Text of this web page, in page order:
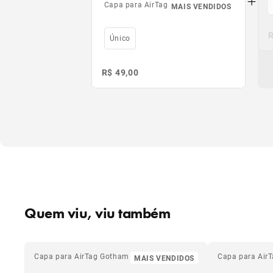
MAIS VENDIDOS
Capa para AirTag Pink
Único
R$ 49,00
Quem viu, viu também
MAIS VENDIDOS
Capa para AirTag Gotham Capa para